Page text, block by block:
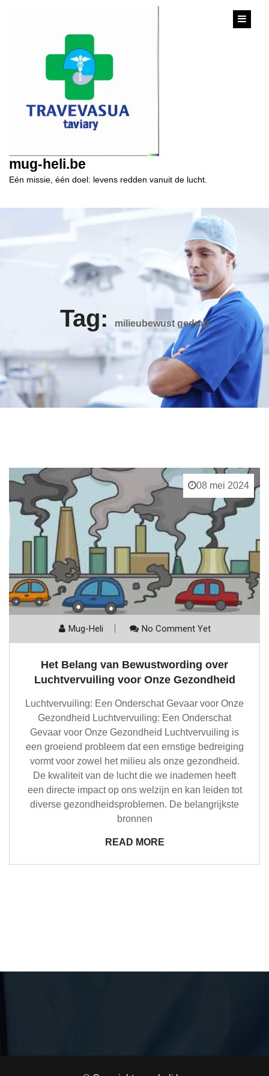
mug-heli.be
Eén missie, één doel: levens redden vanuit de lucht.
Tag: milieubewust gedrag
08 mei 2024
Mug-Heli No Comment Yet
Het Belang van Bewustwording over
Luchtvervuiling voor Onze Gezondheid
Luchtvervuiling: Een Onderschat Gevaar voor Onze
Gezondheid Luchtvervuiling: Een Onderschat
Gevaar voor Onze Gezondheid Luchtvervuiling is
een groeiend probleem dat een ernstige bedreiging
vormt voor zowel het milieu als onze gezondheid.
De kwaliteit van de lucht die we inademen heeft
een directe impact op ons welzijn en kan leiden tot
diverse gezondheidsproblemen. De belangrijkste
bronnen
READ MORE